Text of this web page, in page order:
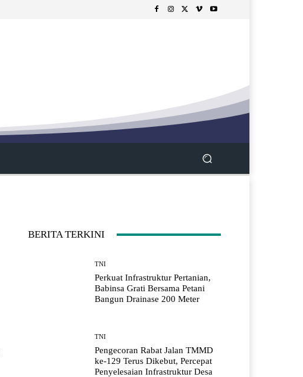
BERITA TERKINI
TNI
Perkuat Infrastruktur Pertanian,
Babinsa Grati Bersama Petani
Bangun Drainase 200 Meter
TNI
Pengecoran Rabat Jalan TMMD
ke-129 Terus Dikebut, Percepat
Penyelesaian Infrastruktur Desa